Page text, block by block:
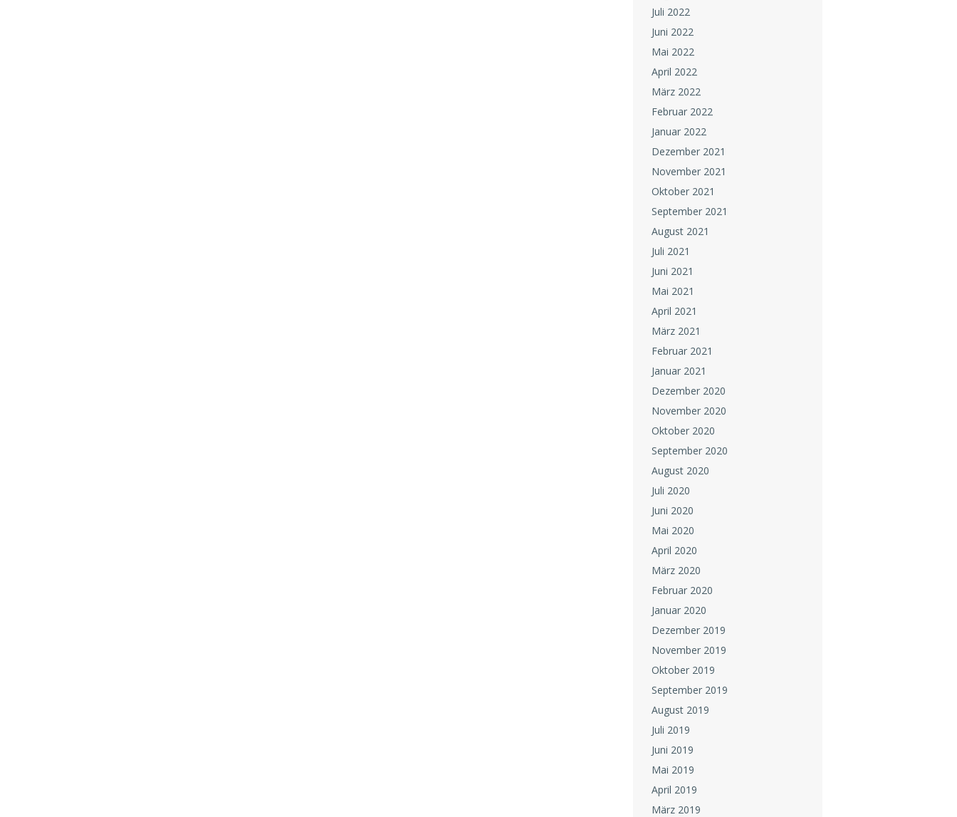
Juli 2022
Juni 2022
Mai 2022
April 2022
März 2022
Februar 2022
Januar 2022
Dezember 2021
November 2021
Oktober 2021
September 2021
August 2021
Juli 2021
Juni 2021
Mai 2021
April 2021
März 2021
Februar 2021
Januar 2021
Dezember 2020
November 2020
Oktober 2020
September 2020
August 2020
Juli 2020
Juni 2020
Mai 2020
April 2020
März 2020
Februar 2020
Januar 2020
Dezember 2019
November 2019
Oktober 2019
September 2019
August 2019
Juli 2019
Juni 2019
Mai 2019
April 2019
März 2019